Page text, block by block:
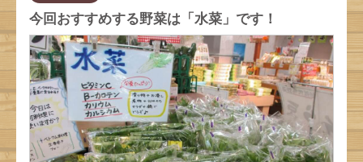
今回おすすめする野菜は「水菜」です！